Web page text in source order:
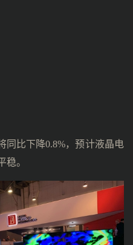
同比下降0.8%，预计液晶电
稳。